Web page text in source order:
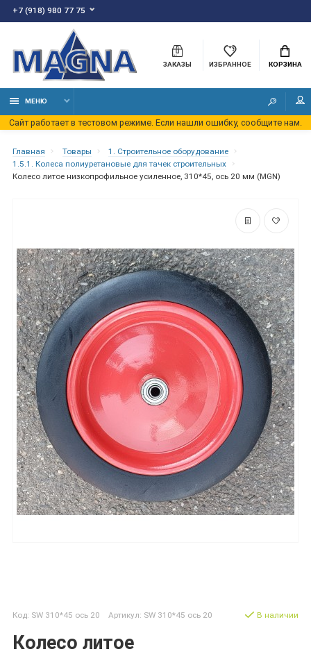
+7 (918) 980 77 75
ЗАКАЗЫ ИЗБРАННОЕ КОРЗИНА
МЕНЮ
Сайт работает в тестовом режиме. Если нашли ошибку, сообщите нам.
Главная Товары
1. Строительное оборудование
1.5.1. Колеса полиуретановые для тачек строительных
Колесо литое низкопрофильное усиленное, 310*45, ось 20 мм (MGN)
Код: SW 310*45 ось 20 Артикул: SW 310*45 ось 20
Колесо литое
В наличии